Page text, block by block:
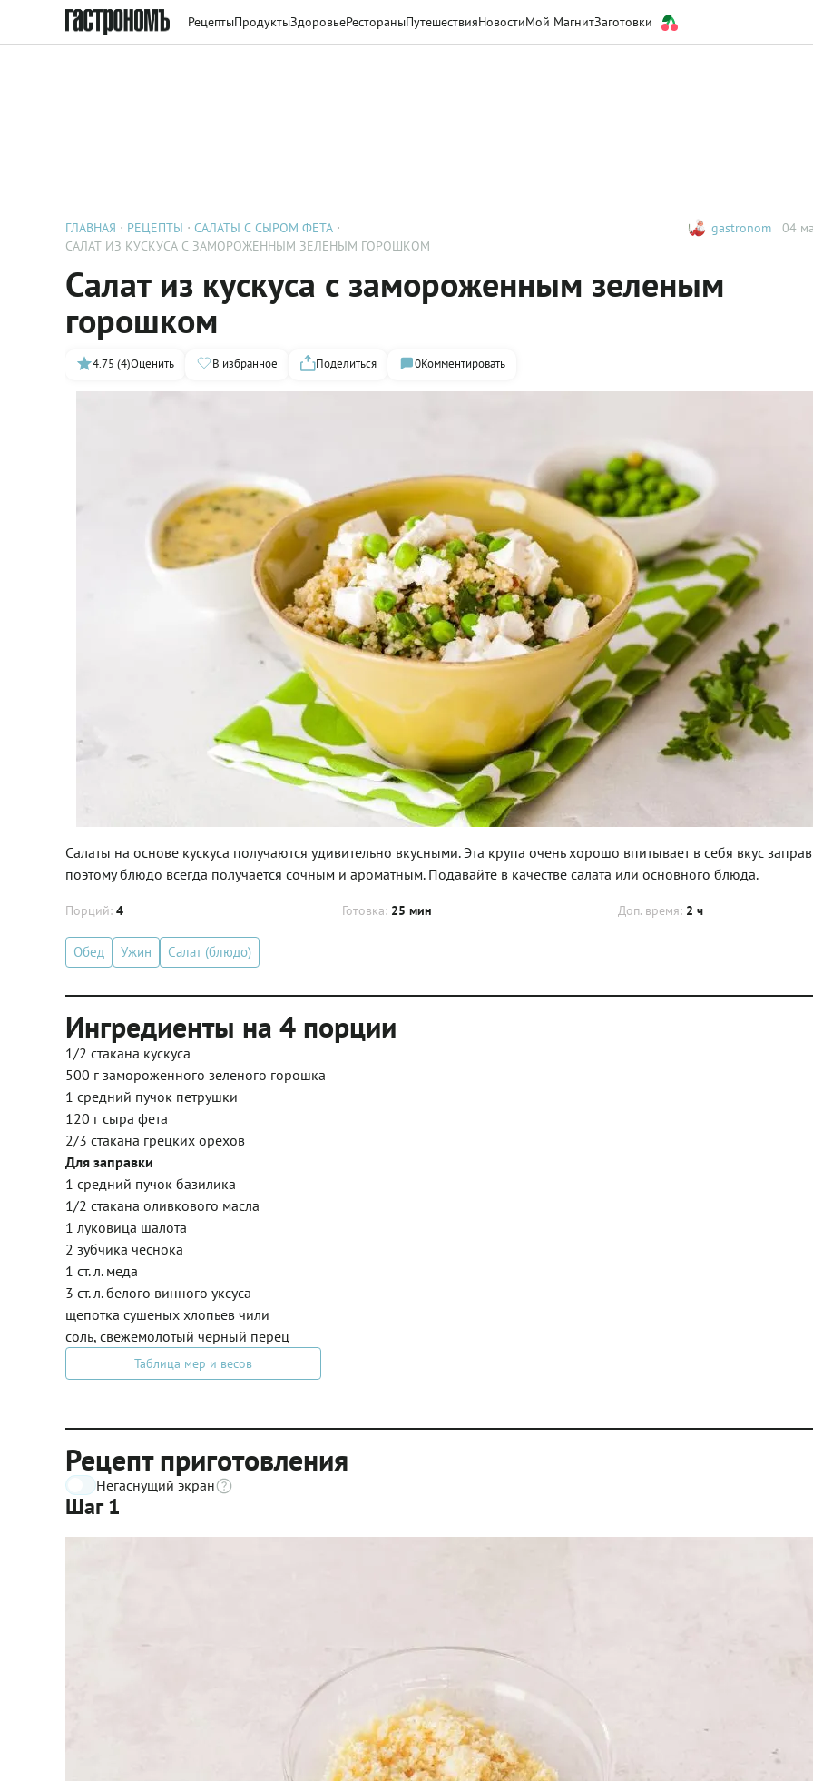
РецептыПродуктыЗдоровьеРестораныПутешествияНовостиМой МагнитЗаготовки
ГЛАВНАЯ РЕЦЕПТЫ
САЛАТЫ С СЫРОМ ФЕТА
САЛАТ ИЗ КУСКУСА С ЗАМОРОЖЕННЫМ ЗЕЛЕНЫМ ГОРОШКОМ
gastronom 04
Салат из кускуса с замороженным зеленым
горошком
4.75 (4)Оценить В избранное Поделиться 0Комментировать
Салаты на основе кускуса получаются удивительно вкусными. Эта крупа очень хорошо впитывает в себя вкус
поэтому блюдо всегда получается сочным и ароматным. Подавайте в качестве салата или основного блюда.
Порций: 4 Готовка: 25 мин Доп. время: 2 ч
Обед Ужин Салат (блюдо)
Ингредиенты на 4 порции
1/2 стакана кускуса
500 г замороженного зеленого горошка
1 средний пучок петрушки
120 г сыра фета
2/3 стакана грецких орехов
Для заправки
1 средний пучок базилика
1/2 стакана оливкового масла
1 луковица шалота
2 зубчика чеснока
1 ст. л. меда
3 ст. л. белого винного уксуса
щепотка сушеных хлопьев чили
соль, свежемолотый черный перец
Таблица мер и весов
Рецепт приготовления
Негаснущий экран
Шаг 1